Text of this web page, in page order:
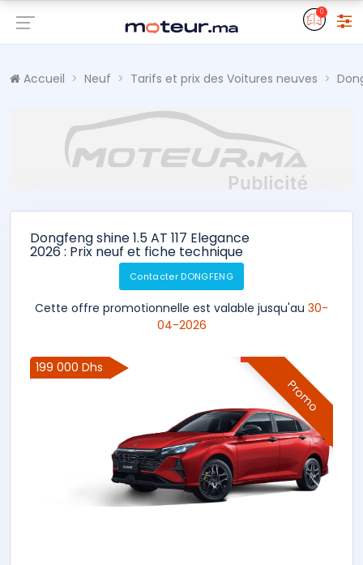
0
Accueil Neuf Tarifs et prix des Voitures neuves
Dongfeng shine 1.5 AT 117 Elegance
2026 : Prix neuf et fiche technique
Contacter DONGFENG
Cette offre promotionnelle est valable jusqu'au 30-
04-2026
Promo
199 000 Dhs